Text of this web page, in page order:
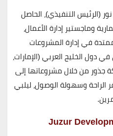
(الرئيس التنفيذي)، الحاصل
وماجستير إدارة الأعمال،
في إدارة المشروعات
دول الخليج العربي (الإمارات،
من خلال مشروعاتها إلى
وسهولة الوصول، ليلبي